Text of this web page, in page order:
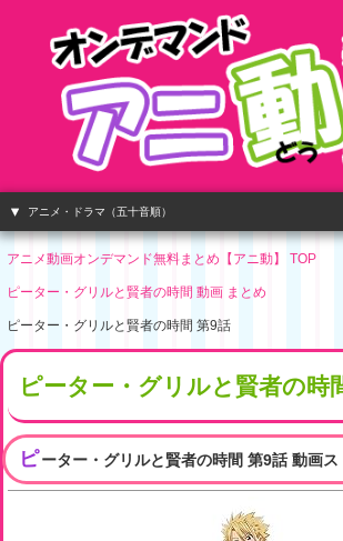
アニメ・ドラマ（五十音順）
アニメ動画オンデマンド無料まとめ【アニ動】 TOP
ピーター・グリルと賢者の時間 動画 まとめ
ピーター・グリルと賢者の時間 第9話
ピーター・グリルと賢者の時
ピーター・グリルと賢者の時間 第9話 動画ス